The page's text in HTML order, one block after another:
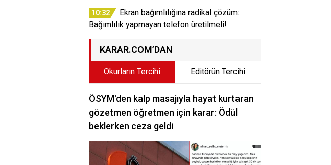
10:32
Ekran bağımlılığına radikal çözüm:
Bağımlılık yapmayan telefon üretilmeli!
KARAR.COM’DAN
Okurların Tercihi Editörün Tercihi
ÖSYM'den kalp masajıyla hayat kurtaran
gözetmen öğretmen için karar: Ödül
beklerken ceza geldi